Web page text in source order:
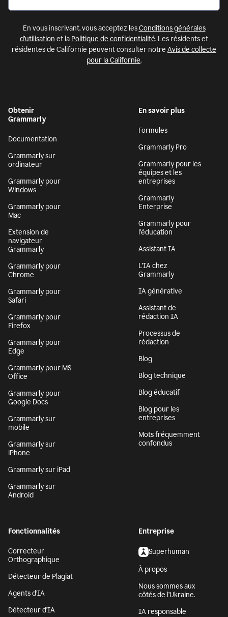
En vous inscrivant, vous acceptez lesConditions générales
d’utilisation et la Politique de confidentialité. Les résidents et
résidentes de Californie peuvent consulter notre Avis de collecte
pour la Californie.
Obtenir
Grammarly
Documentation
Grammarly sur
ordinateur
Grammarly pour
Windows
Grammarly pour
Mac
Extension de
navigateur
Grammarly
Grammarly pour
Chrome
Grammarly pour
Safari
Grammarly pour
Firefox
Grammarly pour
Edge
Grammarly pour MS
Office
Grammarly pour
Google Docs
Grammarly sur
mobile
Grammarly sur
iPhone
Grammarly sur iPad
Grammarly sur
Android
En savoir plus
Formules
Grammarly Pro
Grammarly pour les
équipes et les
entreprises
Grammarly
Enterprise
Grammarly pour
l’éducation
Assistant IA
L’IA chez
Grammarly
IA générative
Assistant de
rédaction IA
Processus de
rédaction
Blog
Blog technique
Blog éducatif
Blog pour les
entreprises
Mots fréquemment
confondus
Fonctionnalités
Correcteur
Orthographique
Détecteur de Plagiat
Agents d’IA
Détecteur d'IA
Entreprise
Superhuman
À propos
Nous sommes aux
côtés de l’Ukraine.
IA responsable